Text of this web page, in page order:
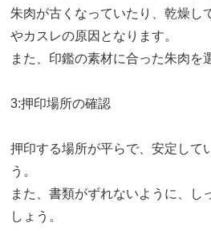
朱肉が古くなっていたり、乾燥し
やカスレの原因となります。
また、印鑑の素材に合った朱肉を
3:押印場所の確認
押印する場所が平らで、安定して
う。
また、書類がずれないように、し
しょう。